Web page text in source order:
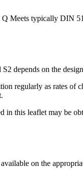
Meets typically DIN
depends on the
regularly as rates of
in this leaflet may be
on the